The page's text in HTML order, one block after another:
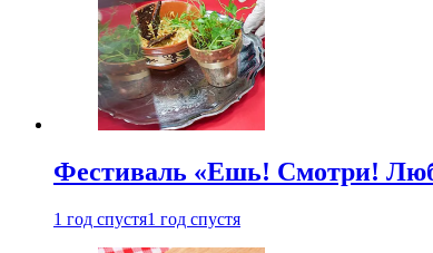
Фестиваль «Ешь! Смотри!
1 год спустя1 год спустя